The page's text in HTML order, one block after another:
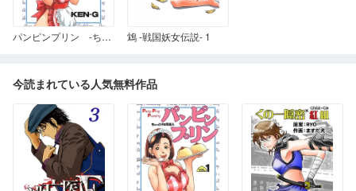
パンピンプリン -ちょっとＨな同居人- 1 鴆 -戦国妖女伝説- 1
今読まれている人気無料作品